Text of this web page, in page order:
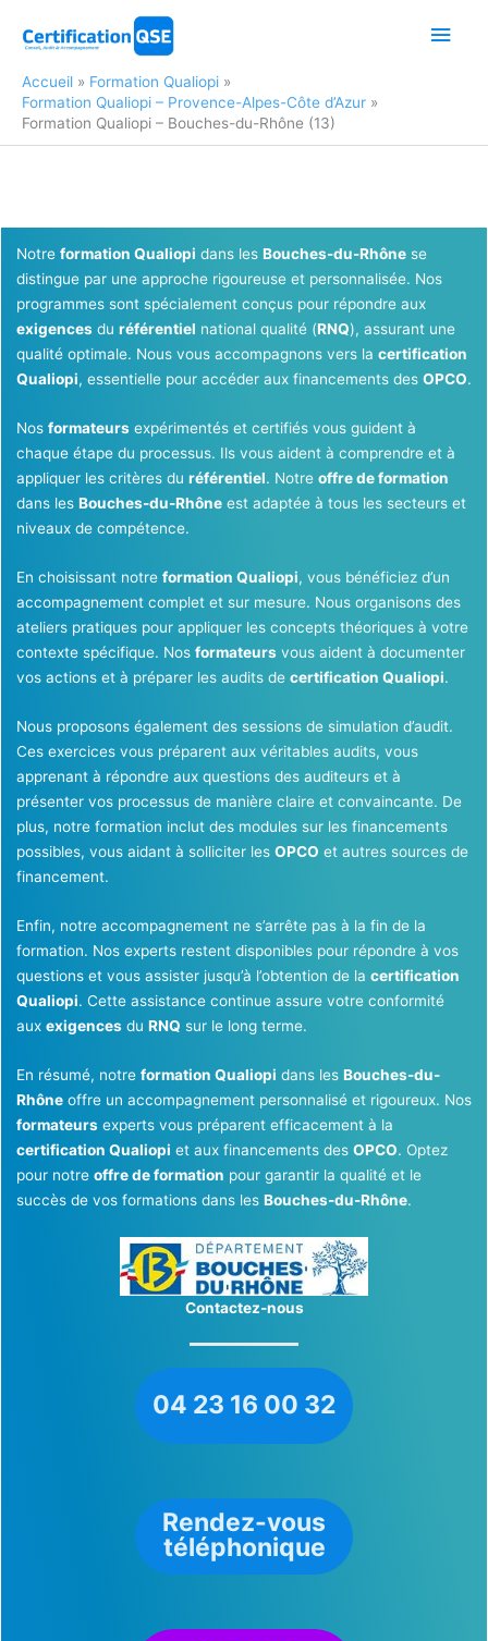
Accueil
Formation Qualiopi
Formation Qualiopi – Provence-Alpes-Côte d’Azur
Formation Qualiopi – Bouches-du-Rhône (13)
Notre formation Qualiopi dans les Bouches-du-Rhônese
distingue par une approche rigoureuse et personnalisée. Nos
programmes sont spécialement conçus pour répondre aux
exigencesdu référentiel national qualité (RNQ), assurant une
qualité optimale. Nous vous accompagnons vers la certification
Qualiopi, essentielle pour accéder aux financements des OPCO.
Nos formateursexpérimentés et certifiés vous guident à
chaque étape du processus. Ils vous aident à comprendre et à
appliquer les critères du référentiel. Notre offre de formation
dans les Bouches-du-Rhôneest adaptée à tous les secteurs et
niveaux de compétence.
En choisissant notre formation Qualiopi, vous bénéficiez d’un
accompagnement complet et sur mesure. Nous organisons des
ateliers pratiques pour appliquer les concepts théoriques à votre
contexte spécifique. Nos formateursvous aident à documenter
vos actions et à préparer les audits de certification Qualiopi.
Nous proposons également des sessions de simulation d’audit.
Ces exercices vous préparent aux véritables audits, vous
apprenant à répondre aux questions des auditeurs et à
présenter vos processus de manière claire et convaincante. De
plus, notre formation inclut des modules sur les financements
possibles, vous aidant à solliciter les OPCO et autres sources de
financement.
Enfin, notre accompagnement ne s’arrête pas à la fin de la
formation. Nos experts restent disponibles pour répondre à vos
questions et vous assister jusqu’à l’obtention de la certification
Qualiopi. Cette assistance continue assure votre conformité
aux exigencesdu RNQ sur le long terme.
En résumé, notre formation Qualiopi dans les Bouches-du-
Rhôneoffre un accompagnement personnalisé et rigoureux. Nos
formateursexperts vous préparent efficacement à la
certification Qualiopi et aux financements des OPCO. Optez
pour notre offre de formation pour garantir la qualité et le
succès de vos formations dans les Bouches-du-Rhône.
Contactez-nous
04 23 16 00 32
Rendez-vous
téléphonique